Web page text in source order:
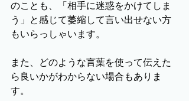
のことも、「相手に迷惑をかけてしま
う」と感じて萎縮して言い出せない方
もいらっしゃいます。
また、どのような言葉を使って伝えた
ら良いかがわからない場合もありま
す。